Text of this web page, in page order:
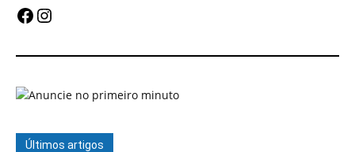
Facebook
Instagram
Últimos artigos